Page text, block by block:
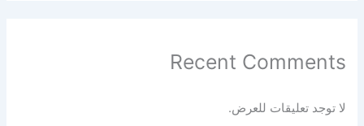
Recent Comments
لا توجد تعليقات للعرض.